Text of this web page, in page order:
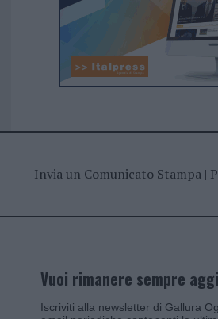
Invia un Comunicato Stampa|
Vuoi rimanere sempre
Iscriviti alla newsletter di Gallura